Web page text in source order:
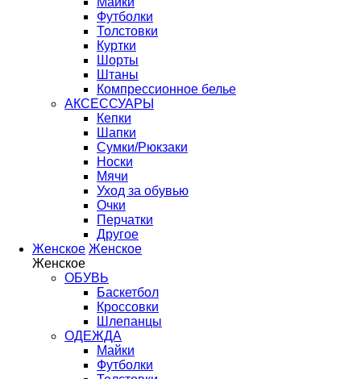
Футболки
Толстовки
Куртки
Шорты
Штаны
Компрессионное белье
АКСЕССУАРЫ
Кепки
Шапки
Сумки/Рюкзаки
Носки
Мячи
Уход за обувью
Очки
Перчатки
Другое
Женское Женское
Женское
ОБУВЬ
Баскетбол
Кроссовки
Шлепанцы
ОДЕЖДА
Майки
Футболки